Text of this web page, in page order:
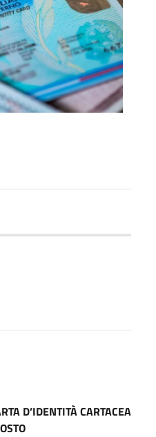
D’IDENTITÀ CARTACEA